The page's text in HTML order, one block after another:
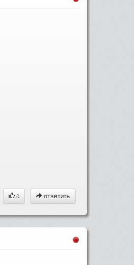
0 ответить